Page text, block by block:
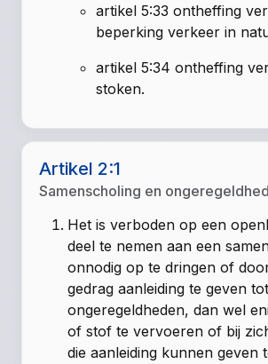
artikel 5:33 ontheffing
beperking verkeer in
artikel 5:34 ontheffing
stoken.
Artikel 2:1
Samenscholing en
Het is verboden op een
deel te nemen aan een
onnodig op te dringen of
gedrag aanleiding te geven tot
ongeregeldheden, dan wel
of stof te vervoeren of bij
die aanleiding kunnen geven